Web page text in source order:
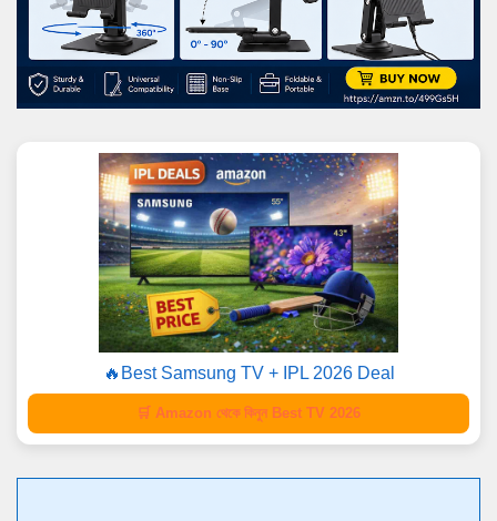
🔥Best Samsung TV + IPL 2026 Deal
🛒 Amazon থেকে কিনুন Best TV 2026